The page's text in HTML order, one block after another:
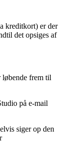
kreditkort) er der
det opsiges af
frem til
på e-mail
siger op den